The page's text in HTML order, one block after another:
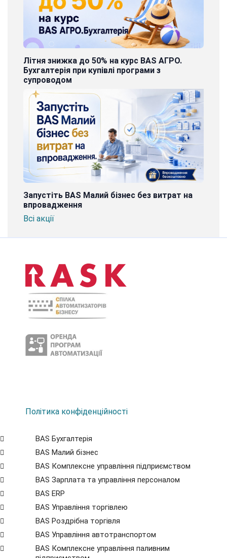
Літня знижка до 50% на курс BAS АГРО.
Бухгалтерія при купівлі програми з
супроводом
Запустіть BAS Малий бізнес без витрат на
впровадження
Всі акції
Політика конфіденційності
BAS Бухгалтерія
BAS Малий бізнес
BAS Комплексне управління підприємством
BAS Зарплата та управління персоналом
BAS ERP
BAS Управління торгівлею
BAS Роздрібна торгівля
BAS Управління автотранспортом
BAS Комплексне управління паливним